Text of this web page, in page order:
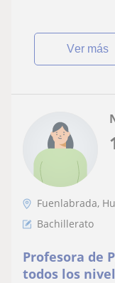
ver más
Fuenlabrada,
Bachillerato
Profesora de
todos los